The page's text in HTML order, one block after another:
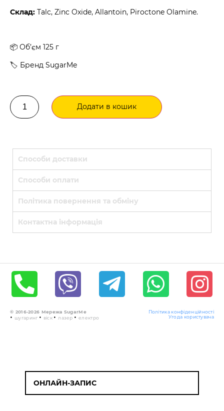
Склад: Talc, Zinc Oxide, Allantoin, Piroctone Olamine.
📦 Об’єм 125 г
🏷️ Бренд SugarMe
Додати в кошик
Способи доставки
Способи оплати
Політика повернення та обміну
Контактна інформація
© 2016-2026 Мережа SugarMe
• шугаринг • віск •лазер •електро
Політика конфіденційності
Угода користувача
ОНЛАЙН-ЗАПИС